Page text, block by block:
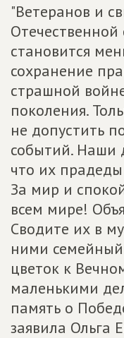
"Ветеранов и
становится
сохранение
страшной
поколения.
не допустить
событий. Наши
что их
За мир и
всем мире!
Сводите их в
ними
цветок к
маленькими
память о
заявила Ольга